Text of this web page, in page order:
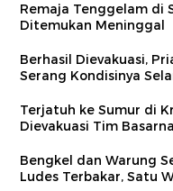
Remaja Tenggelam di
Ditemukan Meninggal
Berhasil Dievakuasi,
Serang Kondisinya
Terjatuh ke Sumur di
Dievakuasi Tim
Bengkel dan Warung
Ludes Terbakar, Satu